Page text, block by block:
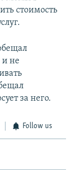
стоимость
не
за него.
Follow us